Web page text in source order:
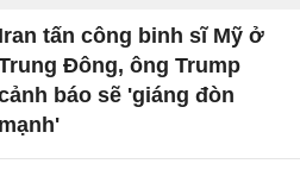
Iran tấn công binh sĩ Mỹ ở
Đông, ông Trump
báo sẽ 'giáng đòn
mạnh'